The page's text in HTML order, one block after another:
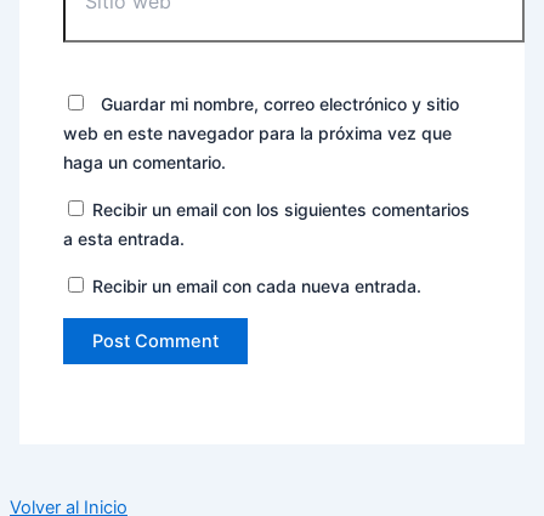
Guardar mi nombre, correo electrónico y sitio
web en este navegador para la próxima vez que
haga un comentario.
Recibir un email con los siguientes comentarios
a esta entrada.
Recibir un email con cada nueva entrada.
Volver al Inicio